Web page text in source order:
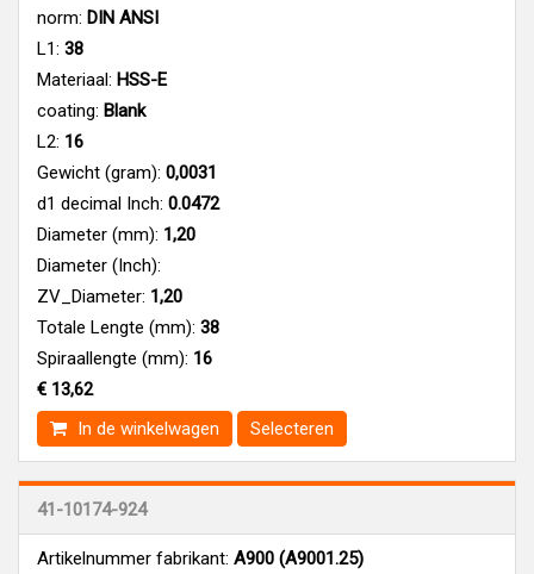
norm: DIN ANSI
L1: 38
Materiaal: HSS-E
coating: Blank
L2: 16
Gewicht (gram): 0,0031
d1 decimal Inch: 0.0472
Diameter (mm): 1,20
Diameter (Inch):
ZV_Diameter: 1,20
Totale Lengte (mm): 38
Spiraallengte (mm): 16
€ 13,62
In de winkelwagen
Selecteren
41-10174-924
Artikelnummer fabrikant: A900 (A9001.25)